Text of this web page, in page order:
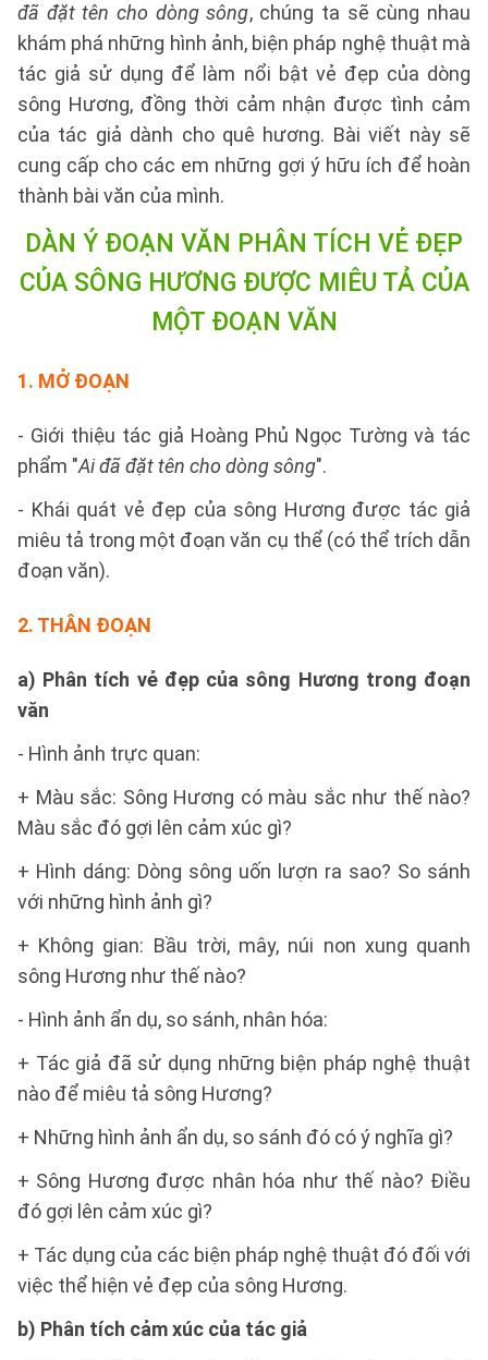
đã đặt tên cho dòng sông, chúng ta sẽ cùng nhau
khám phá những hình ảnh, biện pháp nghệ thuật mà
tác giả sử dụng để làm nổi bật vẻ đẹp của dòng
sông Hương, đồng thời cảm nhận được tình cảm
của tác giả dành cho quê hương. Bài viết này sẽ
cung cấp cho các em những gợi ý hữu ích để hoàn
thành bài văn của mình.
DÀN Ý ĐOẠN VĂN PHÂN TÍCH VẺ ĐẸP
CỦA SÔNG HƯƠNG ĐƯỢC MIÊU TẢ CỦA
MỘT ĐOẠN VĂN
1. MỞ ĐOẠN
- Giới thiệu tác giả Hoàng Phủ Ngọc Tường và tác
phẩm "Ai đã đặt tên cho dòng sông".
- Khái quát vẻ đẹp của sông Hương được tác giả
miêu tả trong một đoạn văn cụ thể (có thể trích dẫn
đoạn văn).
2. THÂN ĐOẠN
a) Phân tích vẻ đẹp của sông Hương trong đoạn
văn
- Hình ảnh trực quan:
+ Màu sắc: Sông Hương có màu sắc như thế nào?
Màu sắc đó gợi lên cảm xúc gì?
+ Hình dáng: Dòng sông uốn lượn ra sao? So sánh
với những hình ảnh gì?
+ Không gian: Bầu trời, mây, núi non xung quanh
sông Hương như thế nào?
- Hình ảnh ẩn dụ, so sánh, nhân hóa:
+ Tác giả đã sử dụng những biện pháp nghệ thuật
nào để miêu tả sông Hương?
+ Những hình ảnh ẩn dụ, so sánh đó có ý nghĩa gì?
+ Sông Hương được nhân hóa như thế nào? Điều
đó gợi lên cảm xúc gì?
+ Tác dụng của các biện pháp nghệ thuật đó đối với
việc thể hiện vẻ đẹp của sông Hương.
b) Phân tích cảm xúc của tác giả